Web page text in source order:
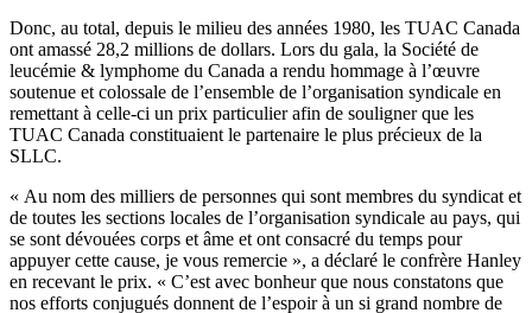
Donc, au total, depuis le milieu des années 1980, les TUAC Canada
ont amassé 28,2 millions de dollars. Lors du gala, la Société de
leucémie & lymphome du Canada a rendu hommage à l’œuvre
soutenue et colossale de l’ensemble de l’organisation syndicale en
remettant à celle-ci un prix particulier afin de souligner que les
TUAC Canada constituaient le partenaire le plus précieux de la
SLLC.
« Au nom des milliers de personnes qui sont membres du syndicat et
de toutes les sections locales de l’organisation syndicale au pays, qui
se sont dévouées corps et âme et ont consacré du temps pour
appuyer cette cause, je vous remercie », a déclaré le confrère Hanley
en recevant le prix. « C’est avec bonheur que nous constatons que
nos efforts conjugués donnent de l’espoir à un si grand nombre de